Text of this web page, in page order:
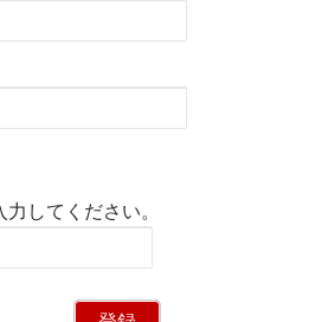
力してください。